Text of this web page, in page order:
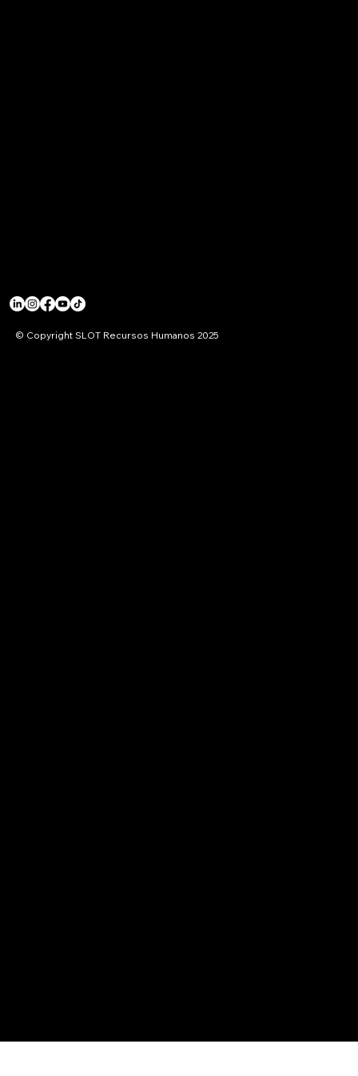
© Copyright SLOT Recursos Humanos 2025